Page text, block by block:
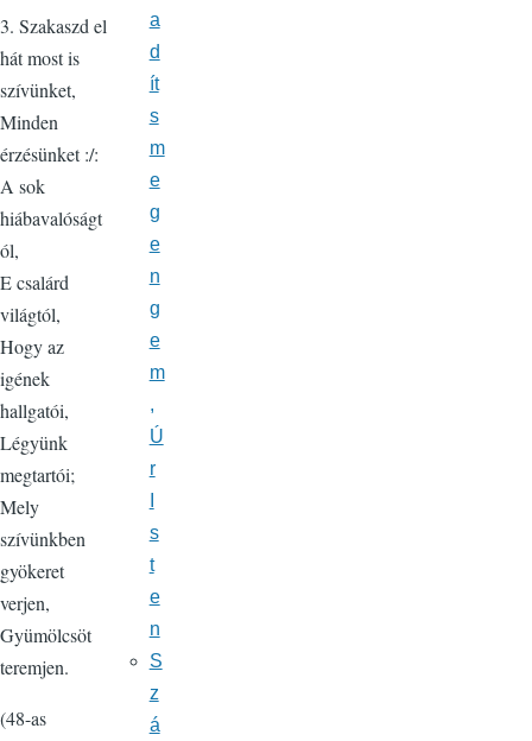
3. Szakaszd el
hát most is
szívünket,
Minden
érzésünket :/:
A sok
hiábavalóságt
ól,
E csalárd
világtól,
Hogy az
igének
hallgatói,
Légyünk
megtartói;
Mely
szívünkben
gyökeret
verjen,
Gyümölcsöt
teremjen.
(48-as
a
d
ít
s
m
e
g
e
n
g
e
m
,
Ú
r
s
t
e
n
S
z
á